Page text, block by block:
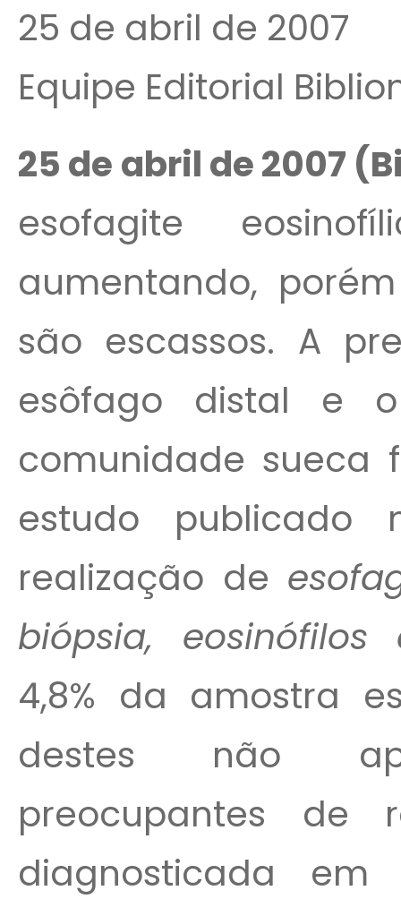
25 de abril de 2007
Equipe Editorial
25 de abril de 2007
esofagite
aumentando,
são escassos. A
esôfago distal e
comunidade sueca
estudo publicado
realização de
biópsia, eosinófilos
4,8% da amostra
destes não
preocupantes de
diagnosticada em